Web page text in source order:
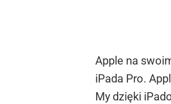
Apple na
iPada Pro.
My dzięki